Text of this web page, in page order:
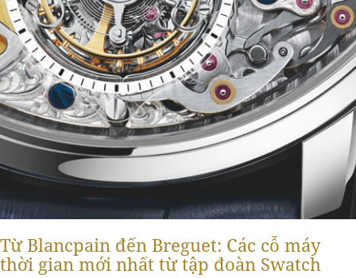
Từ Blancpain đến Breguet: Các cỗ máy
thời gian mới nhất từ tập đoàn Swatch